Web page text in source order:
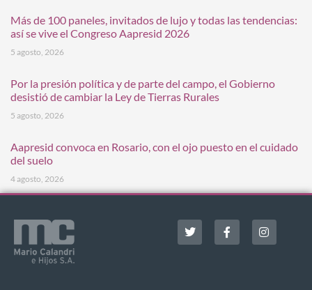
Más de 100 paneles, invitados de lujo y todas las tendencias:
así se vive el Congreso Aapresid 2026
5 agosto, 2026
Por la presión política y de parte del campo, el Gobierno
desistió de cambiar la Ley de Tierras Rurales
5 agosto, 2026
Aapresid convoca en Rosario, con el ojo puesto en el cuidado
del suelo
4 agosto, 2026